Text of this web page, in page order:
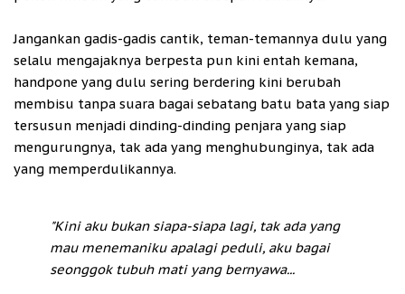
Jangankan gadis-gadis cantik, teman-temannya dulu yang
selalu mengajaknya berpesta pun kini entah kemana,
handpone yang dulu sering berdering kini berubah
membisu tanpa suara bagai sebatang batu bata yang siap
tersusun menjadi dinding-dinding penjara yang siap
mengurungnya, tak ada yang menghubunginya, tak ada
yang memperdulikannya.
"Kini aku bukan siapa-siapa lagi, tak ada yang
mau menemaniku apalagi peduli, aku bagai
seonggok tubuh mati yang bernyawa...